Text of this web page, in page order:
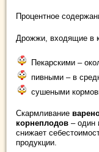
Процентное
Дрожжи, входящие в
Пекарскими –
пивными – в
сушеными
Скармливание
корнеплодов – один
снижает
продукции.